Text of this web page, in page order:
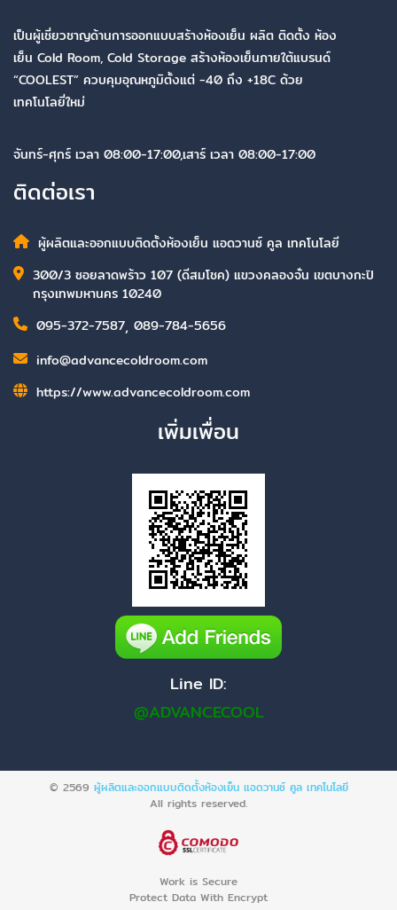
เป็นผู้เชี่ยวชาญด้านการออกแบบสร้างห้องเย็น ผลิต ติดตั้ง ห้อง
เย็น Cold Room, Cold Storage สร้างห้องเย็นภายใต้แบรนด์
“COOLEST” ควบคุมอุณหภูมิตั้งแต่ -40 ถึง +18C ด้วย
เทคโนโลยี่ใหม่
จันทร์-ศุกร์ เวลา 08:00-17:00,เสาร์ เวลา 08:00-17:00
ติดต่อเรา
ผู้ผลิตและออกแบบติดตั้งห้องเย็น แอดวานซ์ คูล เทคโนโลยี
300/3 ซอยลาดพร้าว 107 (ดีสมโชค) แขวงคลองจั่น เขตบางกะปิ
กรุงเทพมหานคร 10240
095-372-7587, 089-784-5656
info@advancecoldroom.com
https://www.advancecoldroom.com
เพิ่มเพื่อน
Line ID:
@ADVANCECOOL
© 2569 ผู้ผลิตและออกแบบติดตั้งห้องเย็น แอดวานซ์ คูล เทคโนโลยี
All rights reserved.
Work is Secure
Protect Data With Encrypt